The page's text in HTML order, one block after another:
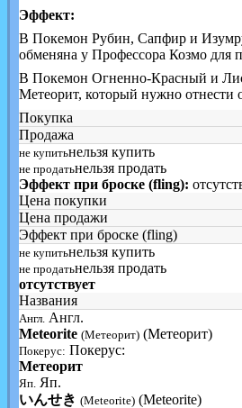
Эффект:
В Покемон Рубин, Сапфир и
обменяна у Профессора Козмо для
В Покемон Огненно-Красный и
Метеорит, который нужно отнести
Покупка
Продажа
не купитьнельзя купить
не продатьнельзя продать
Эффект при броске (fling):
Цена покупки
Цена продажи
Эффект при броске (fling)
не купитьнельзя купить
не продатьнельзя продать
отсутствует
Названия
Англ. Англ.
Meteorite (Метеорит) (Метеорит)
Покерус: Покерус:
Метеорит
Яп. Яп.
いんせき (Meteorite) (Meteorite)